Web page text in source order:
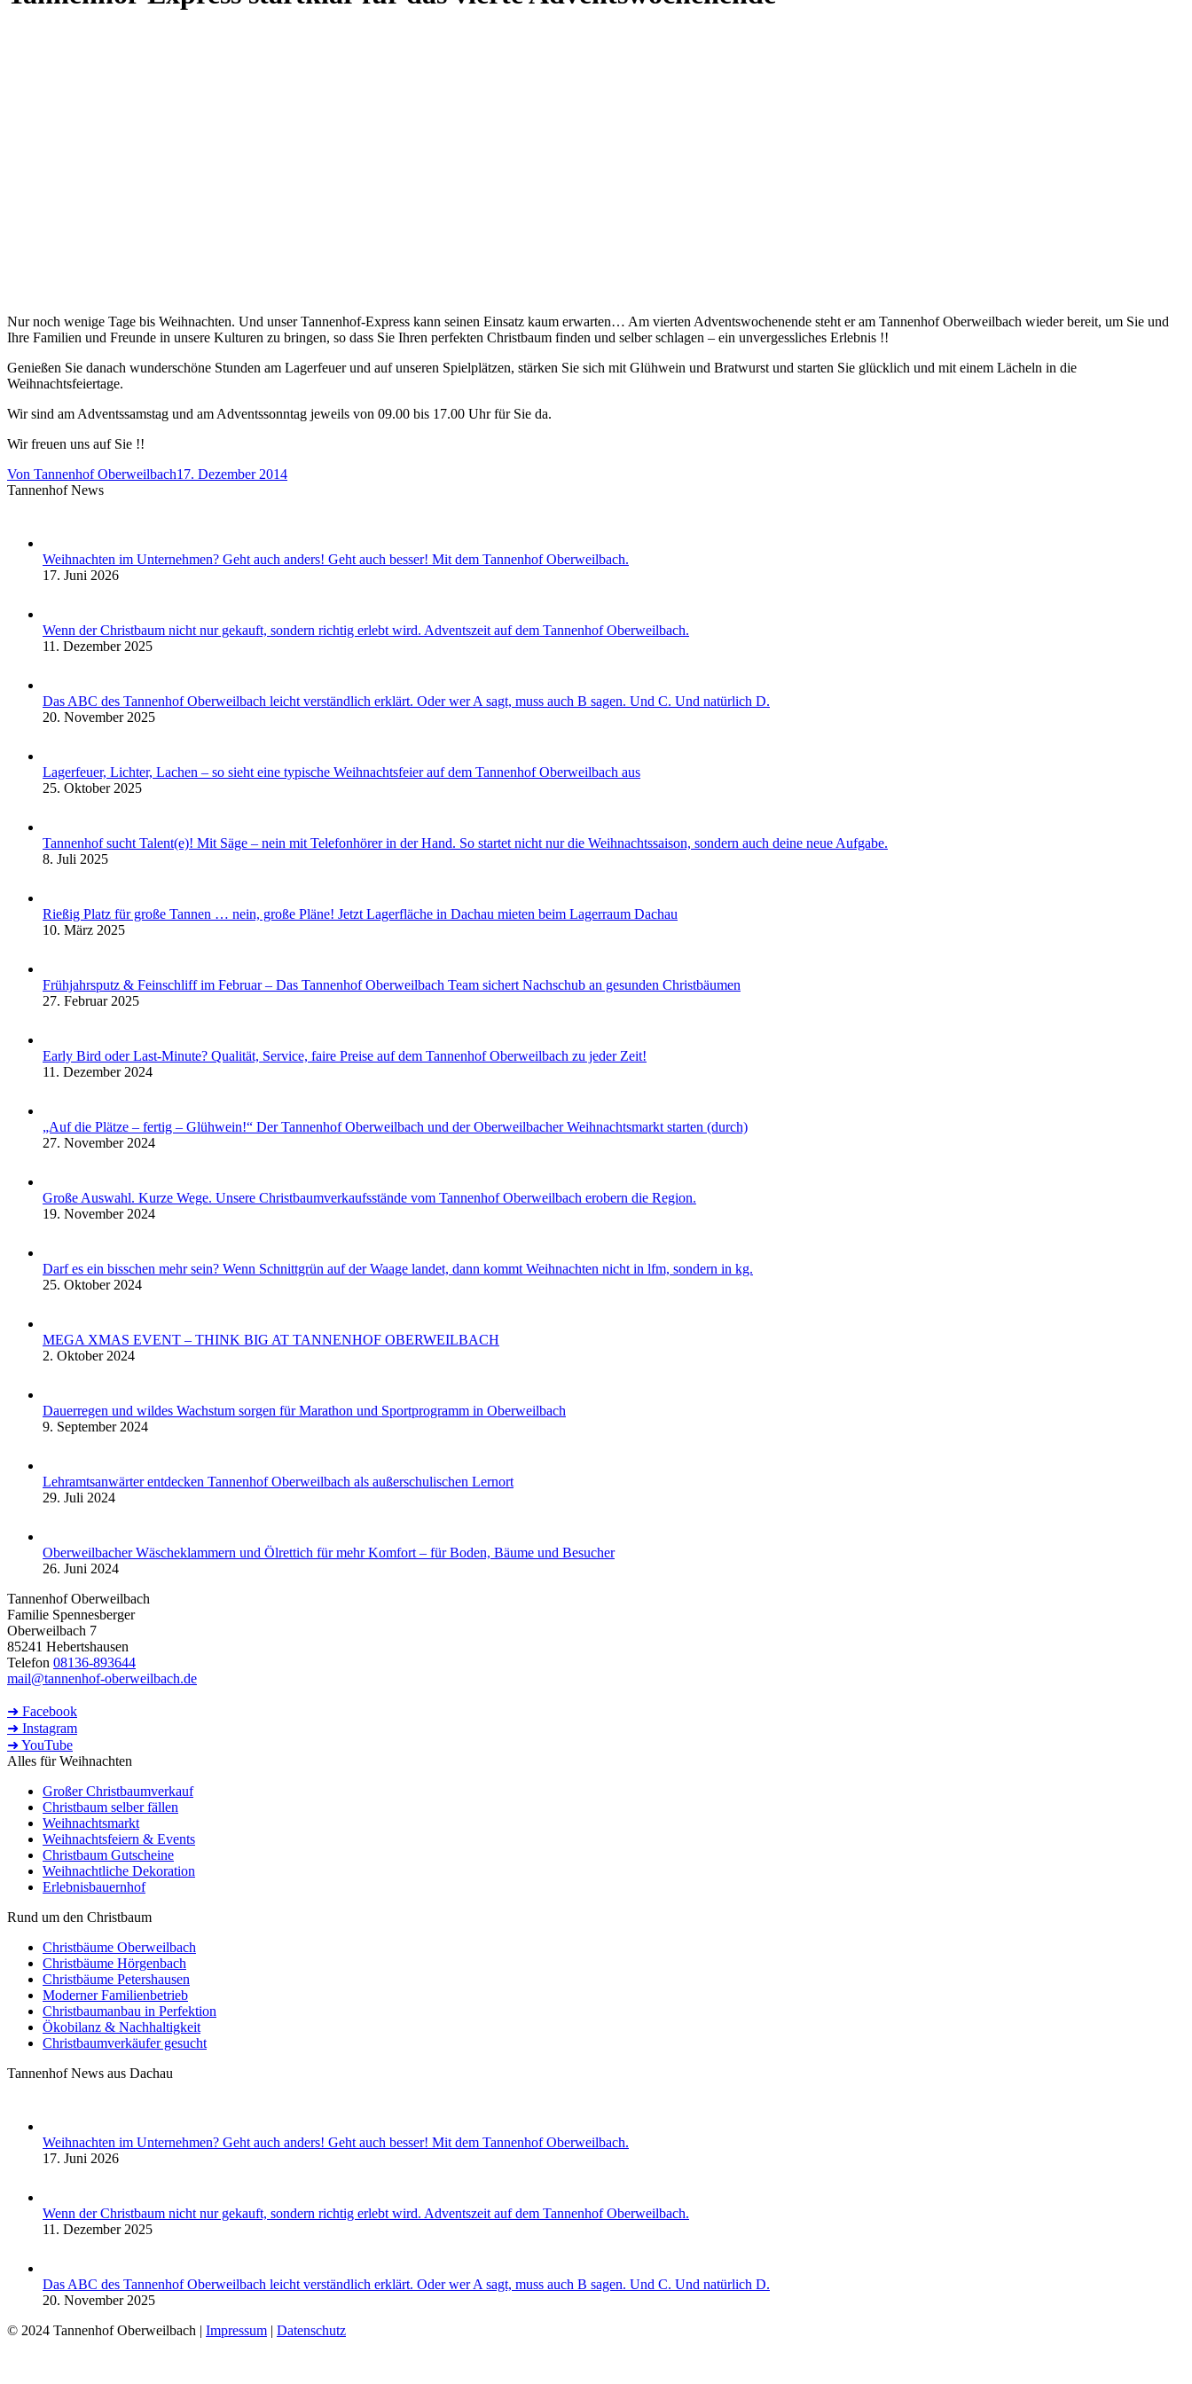
Nur noch wenige Tage bis Weihnachten. Und unser Tannenhof-Express kann seinen Einsatz kaum erwarten… Am vierten Adventswochenende steht er am Tannenhof Oberweilbach wieder bereit, um Sie und
Ihre Familien und Freunde in unsere Kulturen zu bringen, so dass Sie Ihren perfekten Christbaum finden und selber schlagen – ein unvergessliches Erlebnis !!
Genießen Sie danach wunderschöne Stunden am Lagerfeuer und auf unseren Spielplätzen, stärken Sie sich mit Glühwein und Bratwurst und starten Sie glücklich und mit einem Lächeln in die
Weihnachtsfeiertage.
Wir sind am Adventssamstag und am Adventssonntag jeweils von 09.00 bis 17.00 Uhr für Sie da.
Wir freuen uns auf Sie !!
Von Tannenhof Oberweilbach17. Dezember 2014
Tannenhof News
Weihnachten im Unternehmen? Geht auch anders! Geht auch besser! Mit dem Tannenhof Oberweilbach.
17. Juni 2026
Wenn der Christbaum nicht nur gekauft, sondern richtig erlebt wird. Adventszeit auf dem Tannenhof Oberweilbach.
11. Dezember 2025
Das ABC des Tannenhof Oberweilbach leicht verständlich erklärt. Oder wer A sagt, muss auch B sagen. Und C. Und natürlich D.
20. November 2025
Lagerfeuer, Lichter, Lachen – so sieht eine typische Weihnachtsfeier auf dem Tannenhof Oberweilbach aus
25. Oktober 2025
Tannenhof sucht Talent(e)! Mit Säge – nein mit Telefonhörer in der Hand. So startet nicht nur die Weihnachtssaison, sondern auch deine neue Aufgabe.
8. Juli 2025
Rießig Platz für große Tannen … nein, große Pläne! Jetzt Lagerfläche in Dachau mieten beim Lagerraum Dachau
10. März 2025
Frühjahrsputz & Feinschliff im Februar – Das Tannenhof Oberweilbach Team sichert Nachschub an gesunden Christbäumen
27. Februar 2025
Early Bird oder Last-Minute? Qualität, Service, faire Preise auf dem Tannenhof Oberweilbach zu jeder Zeit!
11. Dezember 2024
„Auf die Plätze – fertig – Glühwein!“ Der Tannenhof Oberweilbach und der Oberweilbacher Weihnachtsmarkt starten (durch)
27. November 2024
Große Auswahl. Kurze Wege. Unsere Christbaumverkaufsstände vom Tannenhof Oberweilbach erobern die Region.
19. November 2024
Darf es ein bisschen mehr sein? Wenn Schnittgrün auf der Waage landet, dann kommt Weihnachten nicht in lfm, sondern in kg.
25. Oktober 2024
MEGA XMAS EVENT – THINK BIG AT TANNENHOF OBERWEILBACH
2. Oktober 2024
Dauerregen und wildes Wachstum sorgen für Marathon und Sportprogramm in Oberweilbach
9. September 2024
Lehramtsanwärter entdecken Tannenhof Oberweilbach als außerschulischen Lernort
29. Juli 2024
Oberweilbacher Wäscheklammern und Ölrettich für mehr Komfort – für Boden, Bäume und Besucher
26. Juni 2024
Tannenhof Oberweilbach
Familie Spennesberger
Oberweilbach 7
85241 Hebertshausen
Telefon 08136-893644
mail@tannenhof-oberweilbach.de
➜ Facebook
➜ Instagram
➜ YouTube
Alles für Weihnachten
Großer Christbaumverkauf
Christbaum selber fällen
Weihnachtsmarkt
Weihnachtsfeiern & Events
Christbaum Gutscheine
Weihnachtliche Dekoration
Erlebnisbauernhof
Rund um den Christbaum
Christbäume Oberweilbach
Christbäume Hörgenbach
Christbäume Petershausen
Moderner Familienbetrieb
Christbaumanbau in Perfektion
Ökobilanz & Nachhaltigkeit
Christbaumverkäufer gesucht
Tannenhof News aus Dachau
Weihnachten im Unternehmen? Geht auch anders! Geht auch besser! Mit dem Tannenhof Oberweilbach.
17. Juni 2026
Wenn der Christbaum nicht nur gekauft, sondern richtig erlebt wird. Adventszeit auf dem Tannenhof Oberweilbach.
11. Dezember 2025
Das ABC des Tannenhof Oberweilbach leicht verständlich erklärt. Oder wer A sagt, muss auch B sagen. Und C. Und natürlich D.
20. November 2025
© 2024 Tannenhof Oberweilbach | Impressum | Datenschutz